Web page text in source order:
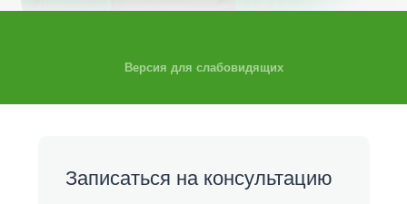
Версия для слабовидящих
Записаться на консультацию